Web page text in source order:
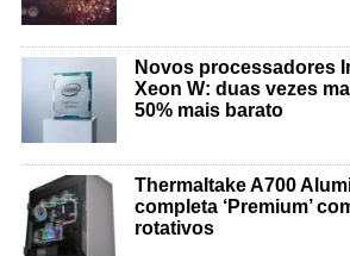
Novos processadores
Xeon W: duas vezes
50% mais barato
Thermaltake A700
completa ‘Premium’
rotativos